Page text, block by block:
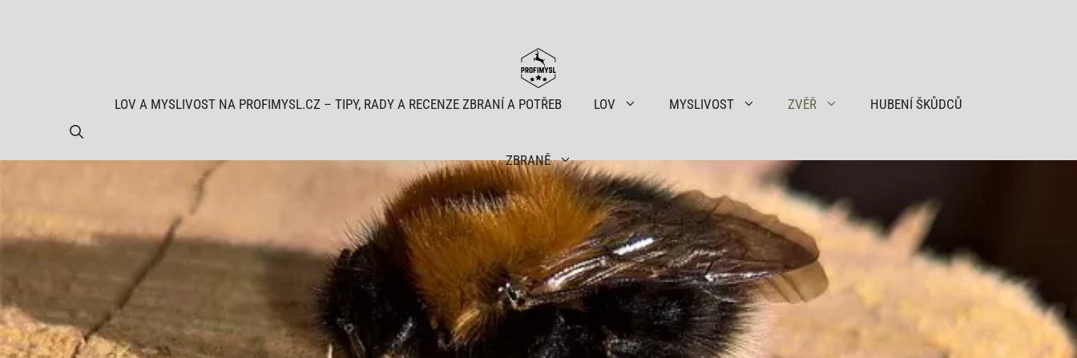
LOV A MYSLIVOST NA PROFIMYSL.CZ – TIPY, RADY A RECENZE ZBRANÍ A POTŘEB LOV MYSLIVOST ZVĚŘ HUBENÍ ŠKŮDCŮ
ZBRANĚ